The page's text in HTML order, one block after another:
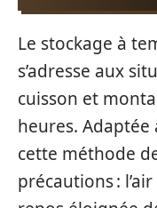
Le stockage à
s’adresse aux
cuisson et
heures.
cette méthode
précautions :